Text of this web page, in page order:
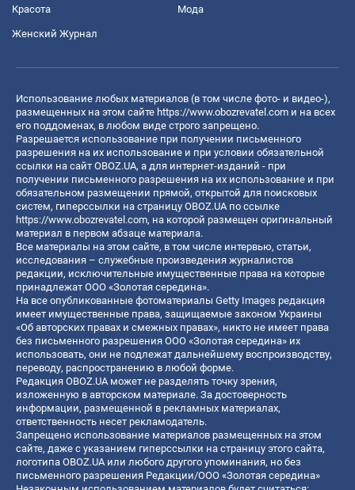
Красота Мода
Женский Журнал
Использование любых материалов (в том числе фото- и видео-),
размещенных на этом сайте https://www.obozrevatel.com и на всех
его поддоменах, в любом виде строго запрещено.
Разрешается использование при получении письменного
разрешения на их использование и при условии обязательной
ссылки на сайт OBOZ.UA, а для интернет-изданий - при
получении письменного разрешения на их использование и при
обязательном размещении прямой, открытой для поисковых
систем, гиперссылки на страницу OBOZ.UA по ссылке
https://www.obozrevatel.com, на которой размещен оригинальный
материал в первом абзаце материала.
Все материалы на этом сайте, в том числе интервью, статьи,
исследования – служебные произведения журналистов
редакции, исключительные имущественные права на которые
принадлежат ООО «Золотая середина».
На все опубликованные фотоматериалы Getty Images редакция
имеет имущественные права, защищаемые законом Украины
«Об авторских правах и смежных правах», никто не имеет права
без письменного разрешения ООО «Золотая середина» их
использовать, они не подлежат дальнейшему воспроизводству,
переводу, распространению в любой форме.
Редакция OBOZ.UA может не разделять точку зрения,
изложенную в авторском материале. За достоверность
информации, размещенной в рекламных материалах,
ответственность несет рекламодатель.
Запрещено использование материалов размещенных на этом
сайте, даже с указанием гиперссылки на страницу этого сайта,
логотипа OBOZ.UA или любого другого упоминания, но без
письменного разрешения Редакции/ООО «Золотая середина»